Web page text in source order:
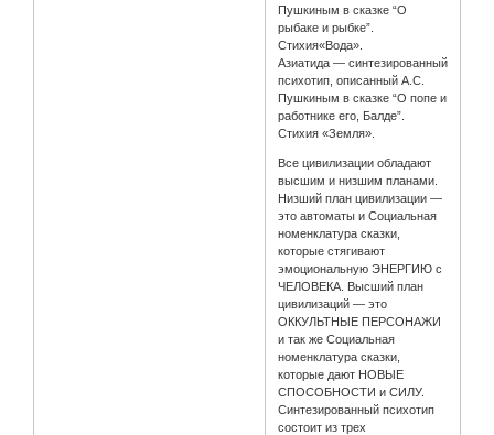
Пушкиным в сказке “О
рыбаке и рыбке”.
Стихия«Вода».
Азиатида — синтезированный
психотип, описанный А.С.
Пушкиным в сказке “О попе и
работнике его, Балде”.
Стихия «Земля».
Все цивилизации обладают
высшим и низшим планами.
Низший план цивилизации —
это автоматы и Социальная
номенклатура сказки,
которые стягивают
эмоциональную ЭНЕРГИЮ с
ЧЕЛОВЕКА. Высший план
цивилизаций — это
ОККУЛЬТНЫЕ ПЕРСОНАЖИ
и так же Социальная
номенклатура сказки,
которые дают НОВЫЕ
СПОСОБНОСТИ и СИЛУ.
Синтезированный психотип
состоит из трех